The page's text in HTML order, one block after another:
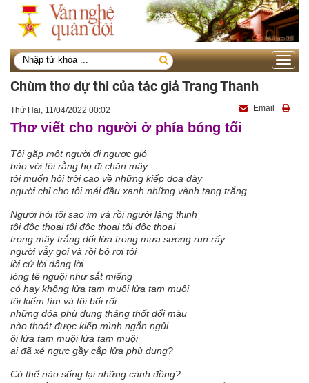
Toggle
Chùm thơ dự thi của tác giả Trang Thanh
Thứ Hai, 11/04/2022 00:02 Email
Thơ viết cho người ở phía bóng tối
Tôi gặp một người đi ngược gió
bảo với tôi rằng họ đi chăn mây
tôi muốn hỏi trời cao về những kiếp đọa đày
người chỉ cho tôi mái đầu xanh những vành tang trắng
Người hỏi tôi sao im và rồi người lặng thinh
tôi độc thoại tôi độc thoại tôi độc thoại
trong mây trắng dối lừa trong mưa sương run rẩy
người vẫy gọi và rồi bỏ rơi tôi
lời cứ lời dâng lời
lòng tê nguội như sắt miếng
có hay không lửa tam muội lửa tam muội
tôi kiếm tìm và tôi bối rối
những đóa phù dung thảng thốt đổi màu
nào thoát được kiếp mình ngắn ngủi
ôi lửa tam muội lửa tam muội
ai đã xé ngực gầy cắp lửa phù dung?
Có thể nào sống lại những cánh đồng?